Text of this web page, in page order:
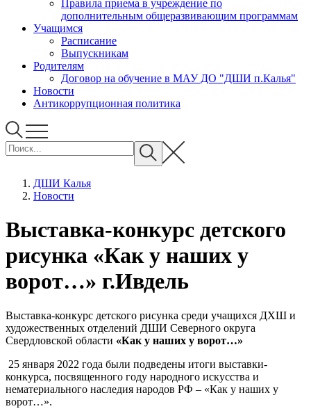
Правила приема в учреждение по
дополнительным общеразвивающим программам
Учащимся
Расписание
Выпускникам
Родителям
Договор на обучение в МАУ ДО "ДШИ п.Калья"
Новости
Антикоррупционная политика
ДШИ Калья
Новости
Выставка-конкурс детского
рисунка «Как у наших у
ворот…» г.Ивдель
Выставка-конкурс детского рисунка среди учащихся ДХШ и
художественных отделений ДШИ Северного округа
Свердловской области «Как у наших у ворот…»
25 января 2022 года были подведены итоги выставки-
конкурса, посвященного году народного искусства и
нематериального наследия народов РФ – «Как у наших у
ворот…».